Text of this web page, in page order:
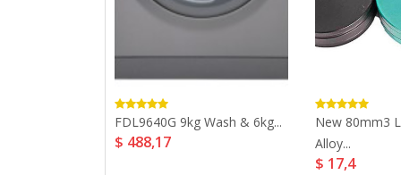
FDL9640G 9kg Wash & 6kg...
$ 488,17
New 80mm3
Alloy...
$ 17,4